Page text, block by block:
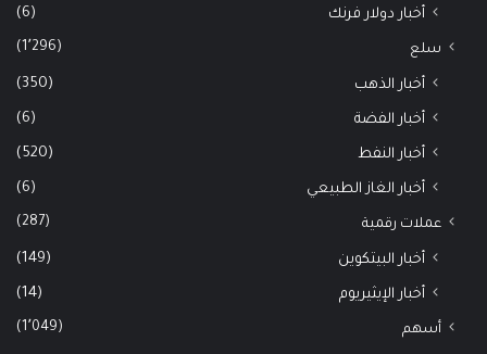
أخبار دولار فرنك (6)
سلع (1٬296)
أخبار الذهب (350)
أخبار الفضة (6)
أخبار النفط (520)
أخبار الغاز الطبيعي (6)
عملات رقمية (287)
أخبار البيتكوين (149)
أخبار الإيثيريوم (14)
أسهم (1٬049)